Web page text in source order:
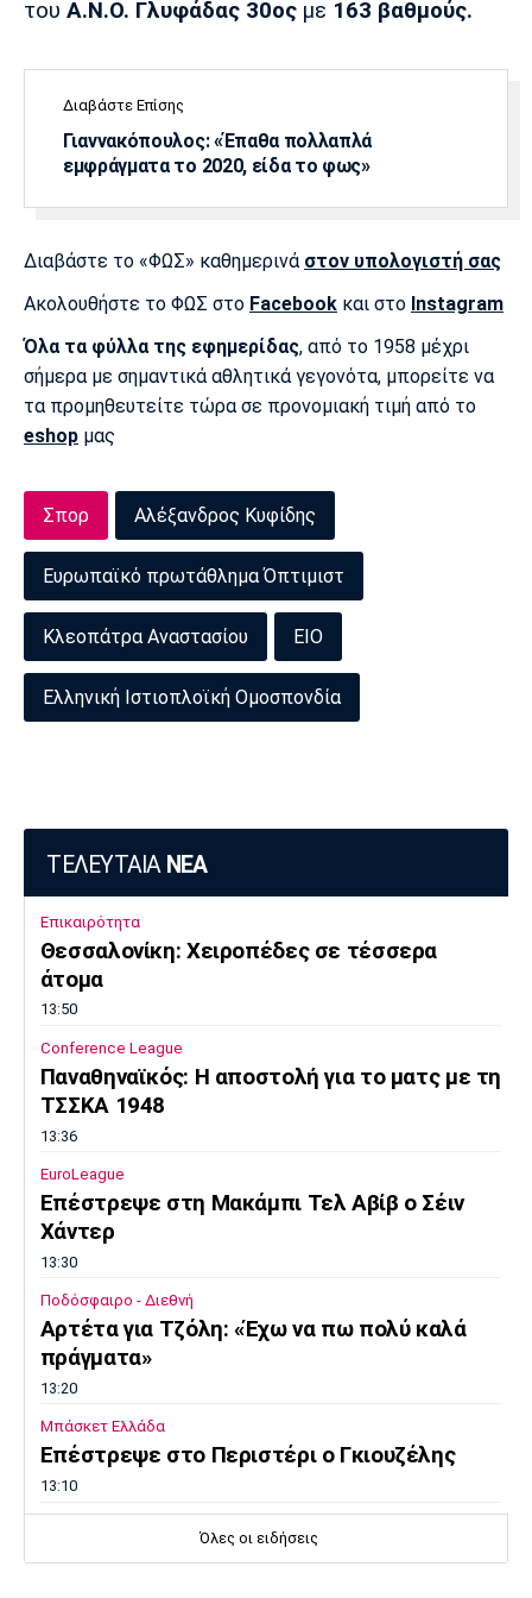
του Α.Ν.Ο. Γλυφάδας 30ος με 163 βαθμούς.
Διαβάστε Επίσης
Γιαννακόπουλος: «Έπαθα πολλαπλά
εμφράγματα το 2020, είδα το φως»
Διαβάστε το «ΦΩΣ» καθημερινά στον υπολογιστή σας
Ακολουθήστε το ΦΩΣ στο Facebook και στο Instagram
Όλα τα φύλλα της εφημερίδας, από το 1958 μέχρι
σήμερα με σημαντικά αθλητικά γεγονότα, μπορείτε να
τα προμηθευτείτε τώρα σε προνομιακή τιμή από το
eshop μας
Σπορ Αλέξανδρος Κυφίδης
Ευρωπαϊκό πρωτάθλημα Όπτιμιστ
Κλεοπάτρα Αναστασίου ΕΙΟ
Ελληνική Ιστιοπλοϊκή Ομοσπονδία
ΤΕΛΕΥΤΑΙΑ ΝΕΑ
Επικαιρότητα
Θεσσαλονίκη: Χειροπέδες σε τέσσερα
άτομα
13:50
Conference League
Παναθηναϊκός: Η αποστολή για το ματς με τη
ΤΣΣΚΑ 1948
13:36
EuroLeague
Επέστρεψε στη Μακάμπι Τελ Αβίβ ο Σέιν
Χάντερ
13:30
Ποδόσφαιρο - Διεθνή
Αρτέτα για Τζόλη: «Έχω να πω πολύ καλά
πράγματα»
13:20
Μπάσκετ Ελλάδα
Επέστρεψε στο Περιστέρι ο Γκιουζέλης
13:10
Μουρίνιο: «Είχα συμφωνήσει με τη
Όλες οι ειδήσεις